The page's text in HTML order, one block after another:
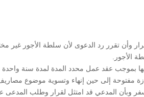
وأن تقرر رد الدعوى لأن سلطة الأجور غير
الأجور.
عقد عمل محدد المدة لمدة سنة واحدة
مفتوحة إلى حين إنهاء وتسوية موضوع
وبأن المدعي قد امتثل لقرار وطلب المدعى